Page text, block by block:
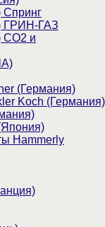
Спринг
ГРИН-ГАЗ
CO2 и
(Германия)
Koch (Германия)
Hammerly